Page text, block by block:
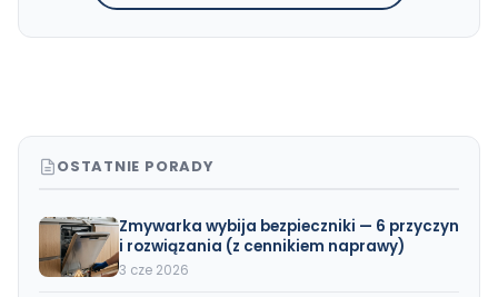
OSTATNIE PORADY
Zmywarka wybija bezpieczniki — 6 przyczyn
i rozwiązania (z cennikiem naprawy)
3 cze 2026